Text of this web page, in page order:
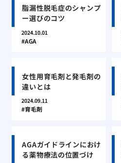
脂漏性脱毛症のシャンプ
ー選びのコツ
2024.10.01
AGA
女性用育毛剤と発毛剤の
違いとは
2024.09.11
育毛剤
AGAガイドラインにおけ
る薬物療法の位置づけ